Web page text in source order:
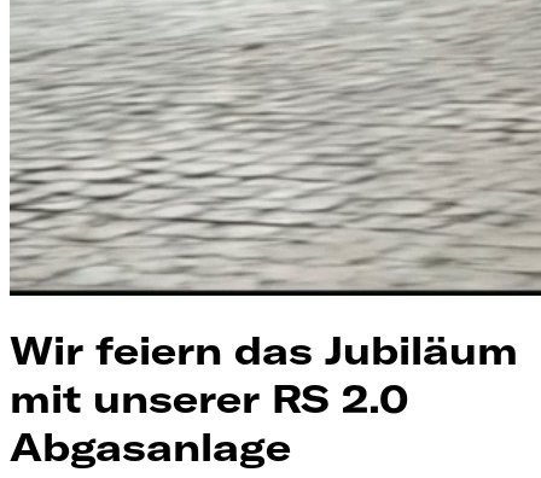
Wir feiern das Jubiläum
mit unserer RS 2.0
Abgasanlage